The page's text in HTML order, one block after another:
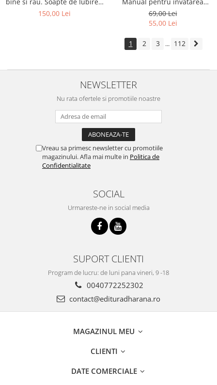
bine si rau. Soapte de Iubire -
Invatatura tainica a Soarelui
150,00 Lei
Manual pentru invatarea
limbajului stresurilor Seria
Invata sa te Ierti Luule Viilma
69,00 Lei
55,00 Lei
1 2 3 ... 112
NEWSLETTER
Nu rata ofertele si promotiile noastre
Vreau sa primesc newsletter cu promotiile
magazinului. Afla mai multe in Politica de
Confidentialitate
SOCIAL
Urmareste-ne in social media
SUPORT CLIENTI
Program de lucru: de luni pana vineri, 9 -18
0040772252302
contact@edituradharana.ro
MAGAZINUL MEU
CLIENTI
DATE COMERCIALE